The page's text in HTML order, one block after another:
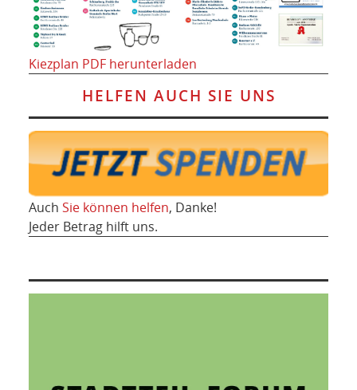
Kiezplan PDF herunterladen
HELFEN AUCH SIE UNS
Auch Sie können helfen, Danke!
Jeder Betrag hilft uns.